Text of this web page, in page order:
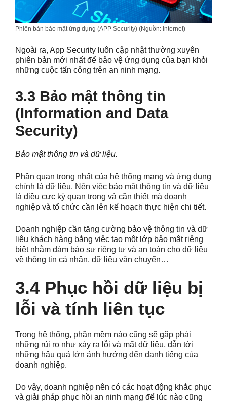
Phiên bản bảo mật ứng dụng (APP Security) (Nguồn: Internet)
Ngoài ra, App Security luôn cập nhật thường xuyên
phiên bản mới nhất để bảo vệ ứng dụng của bạn khỏi
những cuộc tấn công trên an ninh mạng.
3.3 Bảo mật thông tin
(Information and Data
Security)
Bảo mật thông tin và dữ liệu.
Phần quan trọng nhất của hệ thống mạng và ứng dụng
chính là dữ liệu. Nên việc bảo mật thông tin và dữ liệu
là điều cực kỳ quan trọng và cần thiết mà doanh
nghiệp và tổ chức cần lên kế hoạch thực hiện chi tiết.
Doanh nghiệp cần tăng cường bảo vệ thông tin và dữ
liệu khách hàng bằng việc tạo một lớp bảo mật riêng
biệt nhằm đảm bảo sự riêng tư và an toàn cho dữ liệu
về thông tin cá nhân, dữ liệu vận chuyển…
3.4 Phục hồi dữ liệu bị
lỗi và tính liên tục
Trong hệ thống, phần mềm nào cũng sẽ gặp phải
những rủi ro như xảy ra lỗi và mất dữ liệu, dẫn tới
những hậu quả lớn ảnh hưởng đến danh tiếng của
doanh nghiệp.
Do vậy, doanh nghiệp nên có các hoạt động khắc phục
và giải pháp phục hồi an ninh mạng để lúc nào cũng